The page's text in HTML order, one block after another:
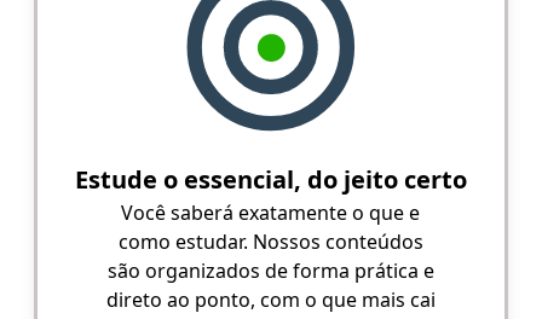
Estude o essencial, do jeito certo
Você saberá exatamente o que e
como estudar. Nossos conteúdos
são organizados de forma prática e
direto ao ponto, com o que mais cai